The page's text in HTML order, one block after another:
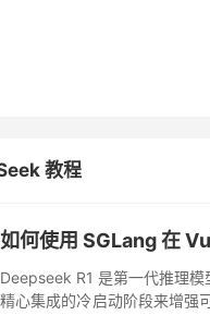
教程
如何使用 SGLang 在
Deepseek R1 是第一代推理
精心集成的冷启动阶段来增强